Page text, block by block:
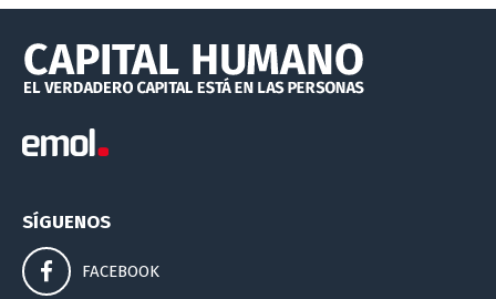
SÍGUENOS
FACEBOOK